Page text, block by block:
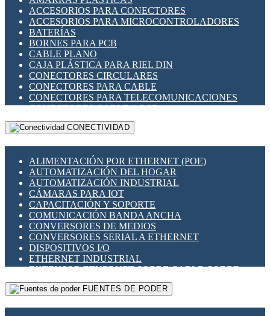
INDICADORES PARA PANEL
INTERFACES DE RELÉ
INTERRUPTORES FIN DE CARRERA
LLAVES CONMUTADORAS
MEDIDORES DE ENERGÍA Y TC'S DE CORRIENTE
MOTORES PASO A PASO
PANTALLAS HMI
PLC -CONTROLADORES LÓGICO PROGRAMABLES
PROGRAMADORES DE HORARIO
RELÉS DE PROTECCIÓN
SENSORES CAPACITIVOS
SENSORES INDUCTIVOS
TEMPORIZADORES
VARIACS
VARIADORES DE FRECUENCIA [VDF]
SECCIONADORES - INTERRUPTORES
MAQUINARIA
ACCESORIOS PARA CONECTORES
ACCESORIOS PARA MICROCONTROLADORES
BATERÍAS
BORNES PARA PCB
CABLE PLANO
CAJA PLÁSTICA PARA RIEL DIN
CONECTORES CIRCULARES
CONECTORES PARA CABLE
CONECTORES PARA TELECOMUNICACIONES
CONECTORES CABLE A PCB
CONECTORES PCB A CABLE
DIP SWITCHES
HERRAMIENTAS VARIAS
ILUMINACIÓN LED
INTERRUPTORES REED
INTERFACES DE RELÉ
OTROS RELÉS
PROTECCIÓN TÉRMICA
RELÉS AUTOMOTRICES
RELÉS DE SEÑAL
RELÉS DE ESTADO SÓLIDO SSR
RELÉS INDUSTRIALES
RELÉS MINIATURA DE POTENCIA
SENSORES MAGNÉTICOS
CONECTIVIDAD
ALIMENTACIÓN POR ETHERNET (POE)
AUTOMATIZACIÓN DEL HOGAR
AUTOMATIZACIÓN INDUSTRIAL
CÁMARAS PARA IOT
CAPACITACIÓN Y SOPORTE
COMUNICACIÓN BANDA ANCHA
CONVERSORES DE MEDIOS
CONVERSORES SERIAL A ETHERNET
DISPOSITIVOS I/O
ETHERNET INDUSTRIAL
EXTENSOR ETHERNET SOBRE CABLE COBRE
GATEWAY LORAWAN
GESTIÓN DE REDESFUENTES DE PODER